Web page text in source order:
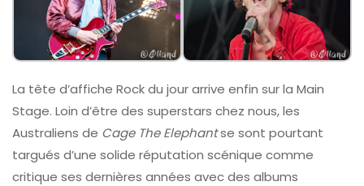
La tête d’affiche Rock du jour arrive enfin sur la Main
Stage. Loin d’être des superstars chez nous, les
Australiens de Cage The Elephantse sont pourtant
targués d’une solide réputation scénique comme
critique ses dernières années avec des albums